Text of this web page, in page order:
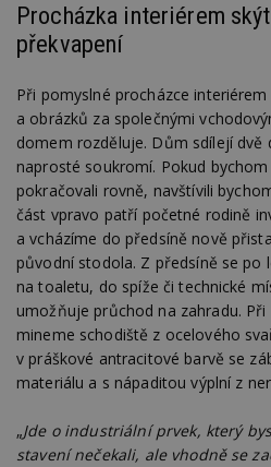
Procházka interiérem
překvapení
Při pomyslné procházce
a obrázků za společnými
domem rozděluje. Dům sdílejí dvě
naprosté soukromí. Pokud
pokračovali rovně, navštívili
část vpravo patří početné rodině
a vcházíme do předsíně nově
původní stodola. Z předsíně se
na toaletu, do spíže či technické
umožňuje průchod na zahradu.
mineme schodiště z ocelového
v práškové antracitové barvě se
materiálu a s nápaditou výplní z
„Jde o industriální prvek, který
stavení nečekali, ale vhodně se